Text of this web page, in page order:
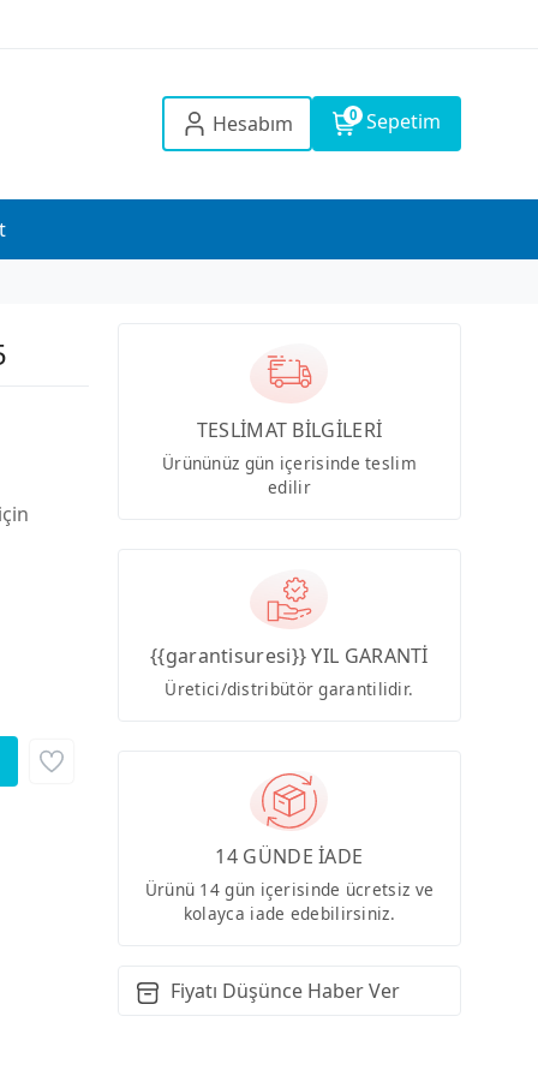
Hesabım 0 Sepetim
TESLİMAT BİLGİLERİ
Ürününüz gün içerisinde teslim
edilir
{{garantisuresi}} YIL GARANTİ
Üretici/distribütör garantilidir.
14 GÜNDE İADE
Ürünü 14 gün içerisinde ücretsiz ve
kolayca iade edebilirsiniz.
Fiyatı Düşünce Haber Ver